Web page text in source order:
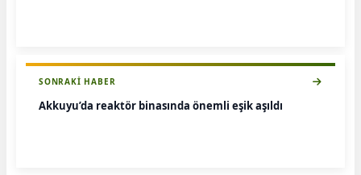
SONRAKI HABER
Akkuyu’da reaktör binasında önemli eşik aşıldı